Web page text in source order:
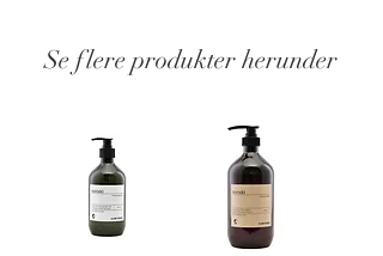
Se flere produkter herunder
Stand: Ny